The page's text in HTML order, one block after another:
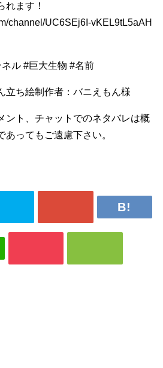
れます！
channel/UC6SEj6I-vKEL9tL5aAH
ル #巨大生物 #名前
立ち絵制作者：バニえもん様
ント、チャットでのネタバレは概
ってもご遠慮下さい。